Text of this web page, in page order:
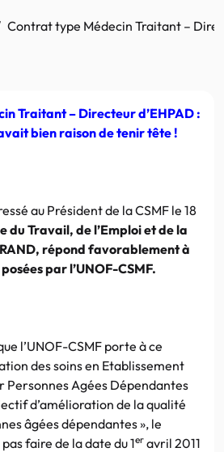
Contrat type Médecin Traitant –
Traitant – Directeur d’EHPAD :
bien raison de tenir tête !
au Président de la CSMF le 18
du Travail, de l’Emploi et de la
répond favorablement à
par l’UNOF-CSMF.
l’UNOF-CSMF porte à ce
des soins en Etablissement
Personnes Agées Dépendantes
d’amélioration de la qualité
âgées dépendantes », le
faire de la date du 1er avril 2011